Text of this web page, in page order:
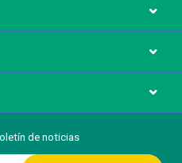
de noticias